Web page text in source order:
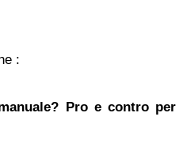
:
Pro e contro per